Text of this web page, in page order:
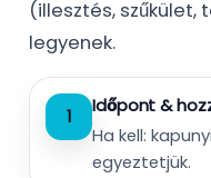
(illesztés, szűkület,
legyenek.
1
Időpont &
Ha kell:
egyeztetjük.